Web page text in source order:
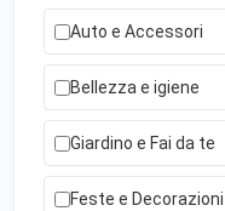
Auto e Accessori
Bellezza e igiene
Giardino e Fai da te
Feste e Decorazioni